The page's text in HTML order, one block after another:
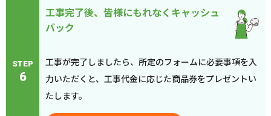
STEP
6
工事完了後、皆様にもれなくキャッシュ
バック
工事が完了しましたら、所定のフォームに必要事項を入
力いただくと、工事代金に応じた商品券をプレゼントい
たします。